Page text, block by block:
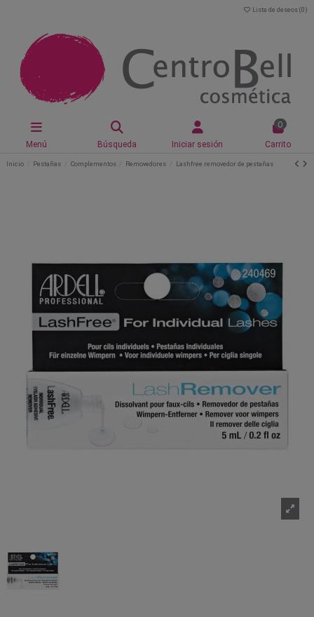
Lista de deseos (0 )
Menú Búsqueda Iniciar sesión
0
Carrito
Inicio Pestañas Complementos Removedores Lashfree removedor de pestañas